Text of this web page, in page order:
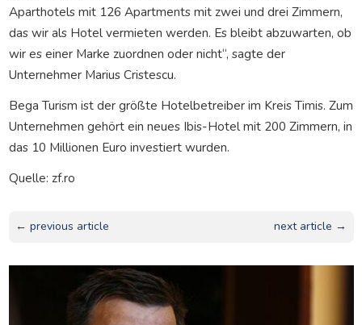
Aparthotels mit 126 Apartments mit zwei und drei Zimmern,
das wir als Hotel vermieten werden. Es bleibt abzuwarten, ob
wir es einer Marke zuordnen oder nicht“, sagte der
Unternehmer Marius Cristescu.
Bega Turism ist der größte Hotelbetreiber im Kreis Timis. Zum
Unternehmen gehört ein neues Ibis-Hotel mit 200 Zimmern, in
das 10 Millionen Euro investiert wurden.
Quelle: zf.ro
← previous article next article →